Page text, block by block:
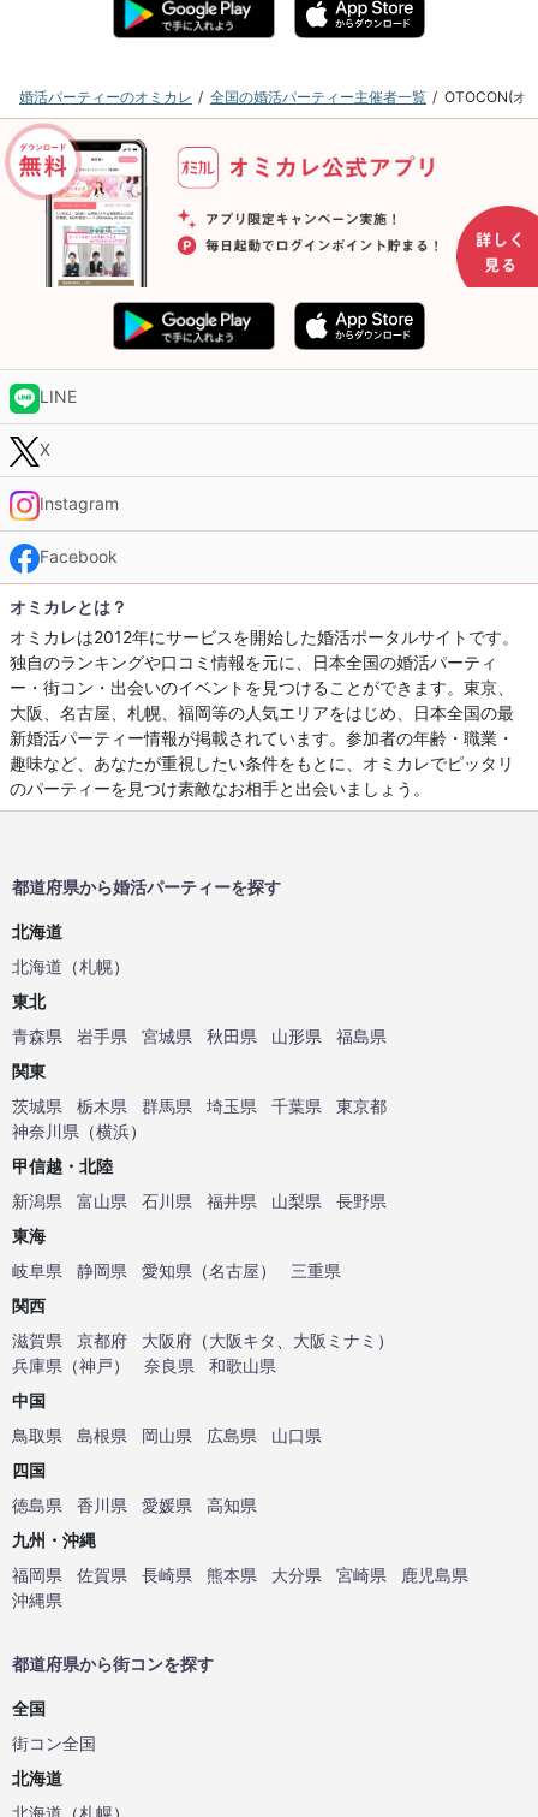
婚活パーティーのオミカレ 全国の婚活パーティー主催者一覧 OTOCON(オ
LINE
X
Instagram
Facebook
オミカレとは？
オミカレは2012年にサービスを開始した婚活ポータルサイトです。
独自のランキングや口コミ情報を元に、日本全国の婚活パーティ
ー・街コン・出会いのイベントを見つけることができます。東京、
大阪、名古屋、札幌、福岡等の人気エリアをはじめ、日本全国の最
新婚活パーティー情報が掲載されています。参加者の年齢・職業・
趣味など、あなたが重視したい条件をもとに、オミカレでピッタリ
のパーティーを見つけ素敵なお相手と出会いましょう。
都道府県から婚活パーティーを探す
北海道
北海道 （札幌）
東北
青森県
岩手県 宮城県 秋田県 山形県
福島県
関東
茨城県
栃木県 群馬県 埼玉県 千葉県
東京都
神奈川県 （横浜）
甲信越・北陸
新潟県
富山県 石川県 福井県 山梨県
長野県
東海
岐阜県
静岡県 愛知県 （名古屋）
三重県
関西
滋賀県
京都府 大阪府 （大阪キタ 大阪ミナミ ）
兵庫県 （神戸） 奈良県
和歌山県
中国
鳥取県
島根県 岡山県 広島県
山口県
四国
徳島県
香川県 愛媛県
高知県
九州・沖縄
福岡県
佐賀県 長崎県 熊本県 大分県 宮崎県
鹿児島県
沖縄県
都道府県から街コンを探す
全国
街コン全国
北海道